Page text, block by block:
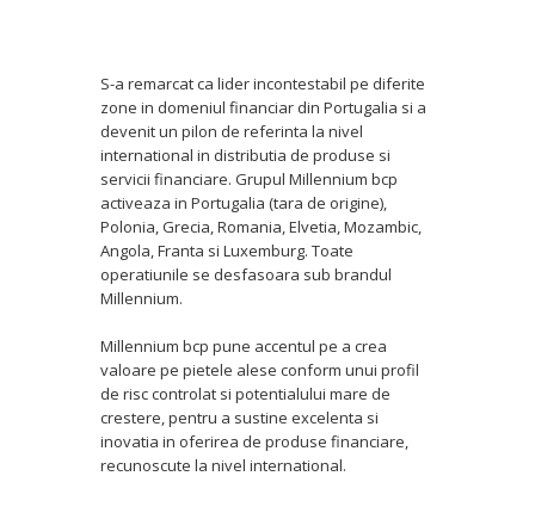
S-a remarcat ca lider incontestabil pe diferite
zone in domeniul financiar din Portugalia si a
devenit un pilon de referinta la nivel
international in distributia de produse si
servicii financiare. Grupul Millennium bcp
activeaza in Portugalia (tara de origine),
Polonia, Grecia, Romania, Elvetia, Mozambic,
Angola, Franta si Luxemburg. Toate
operatiunile se desfasoara sub brandul
Millennium.
Millennium bcp pune accentul pe a crea
valoare pe pietele alese conform unui profil
de risc controlat si potentialului mare de
crestere, pentru a sustine excelenta si
inovatia in oferirea de produse financiare,
recunoscute la nivel international.